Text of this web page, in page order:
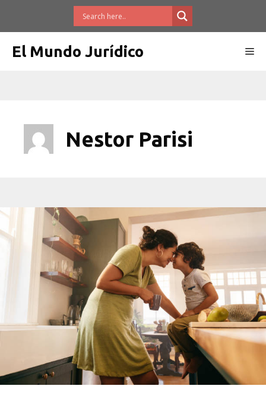
El Mundo Jurídico
Nestor Parisi